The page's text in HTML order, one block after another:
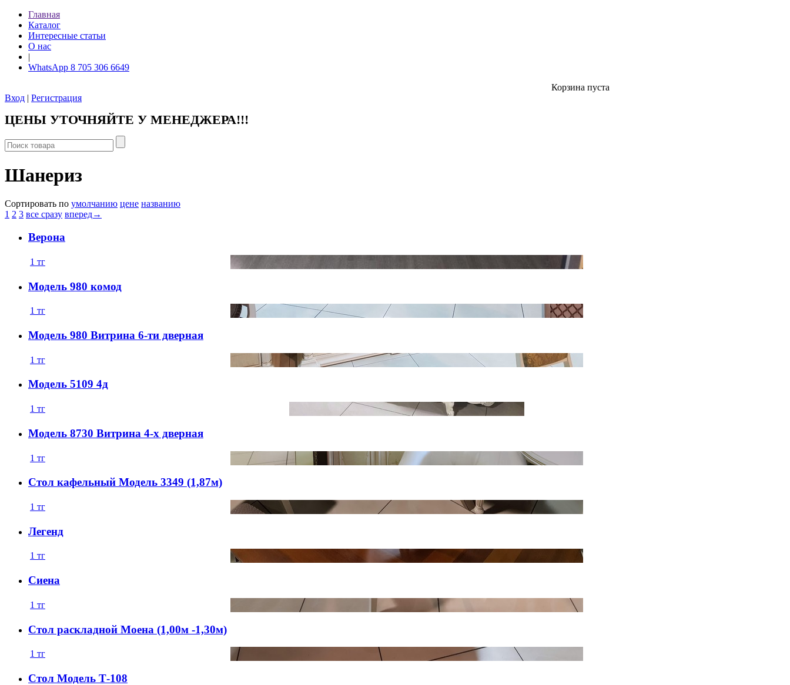
Главная
Каталог
Интересные статьи
О нас
|
WhatsApp 8 705 306 6649
Корзина пуста
Вход | Регистрация
ЦЕНЫ УТОЧНЯЙТЕ У МЕНЕДЖЕРА!!!
Шанериз
Сортировать по умолчанию цене названию
1 2 3 все сразу вперед→
Верона
1 тг
Модель 980 комод
1 тг
Модель 980 Витрина 6-ти дверная
1 тг
Модель 5109 4д
1 тг
Модель 8730 Витрина 4-х дверная
1 тг
Стол кафельный Модель 3349 (1,87м)
1 тг
Легенд
1 тг
Сиена
1 тг
Стол раскладной Моена (1,00м -1,30м)
1 тг
Стол Модель Т-108